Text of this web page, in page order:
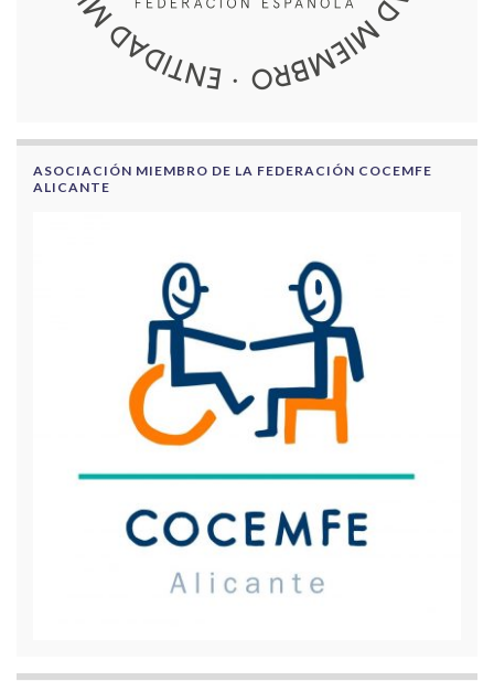
ASOCIACIÓN MIEMBRO DE LA FEDERACIÓN COCEMFE
ALICANTE